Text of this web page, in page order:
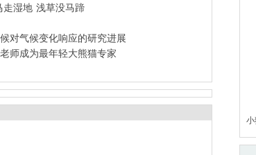
走湿地 浅草没马蹄
对气候变化响应的研究进展
师成为最年轻大熊猫专家